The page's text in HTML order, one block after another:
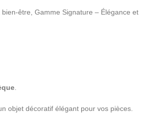
bien-être Gamme Signature – Élégance et
objet décoratif élégant pour vos pièces.